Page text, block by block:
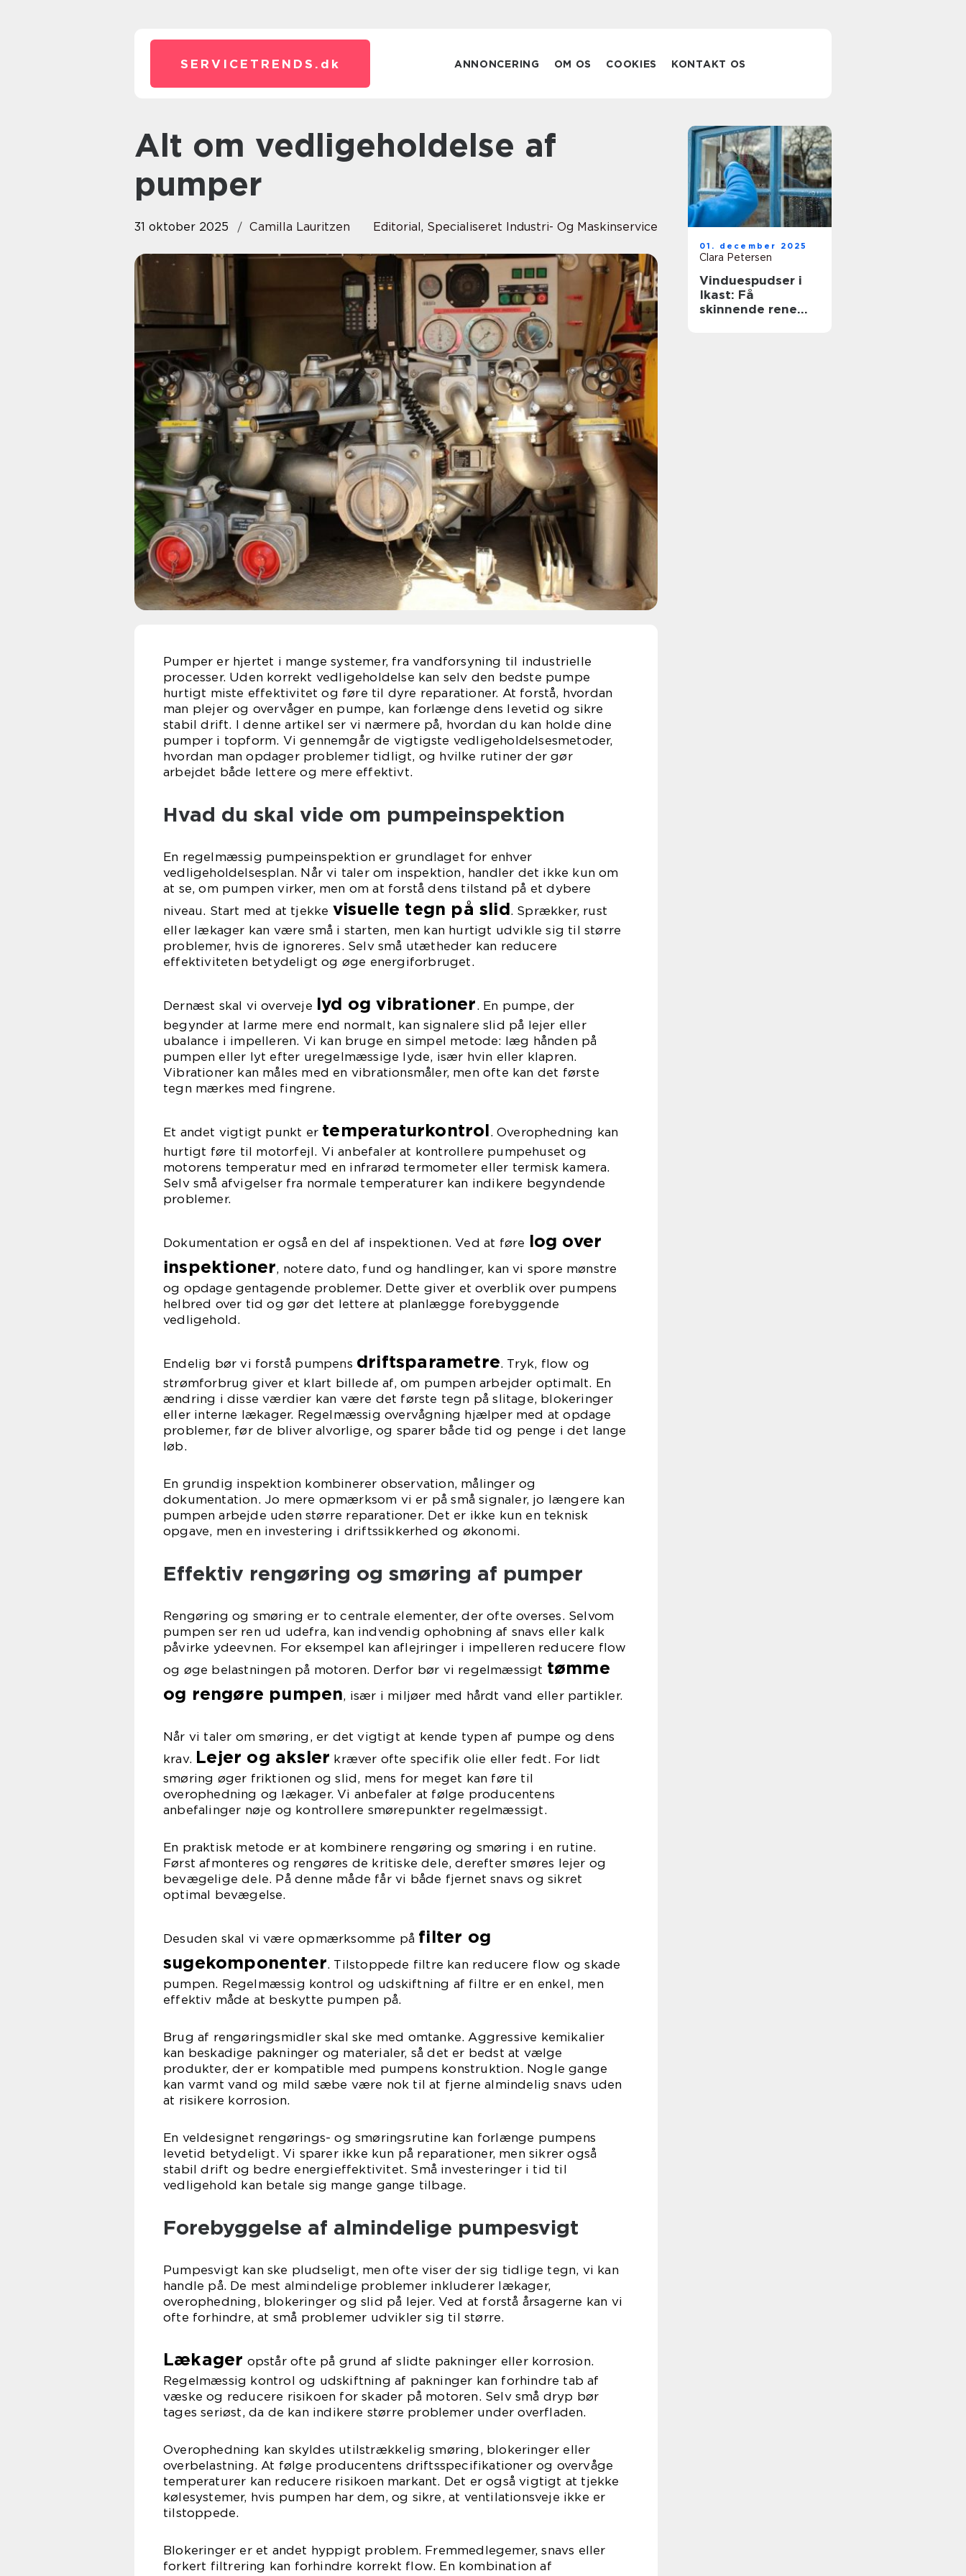
SERVICETRENDS. dk ANNONCERING OM OS COOKIES KONTAKT OS
Alt om vedligeholdelse af
pumper
31 oktober 2025 Camilla Lauritzen Editorial, Specialiseret Industri- Og Maskinservice
Pumper er hjertet i mange systemer, fra vandforsyning til industrielle
processer. Uden korrekt vedligeholdelse kan selv den bedste pumpe
hurtigt miste effektivitet og føre til dyre reparationer. At forstå, hvordan
man plejer og overvåger en pumpe, kan forlænge dens levetid og sikre
stabil drift. I denne artikel ser vi nærmere på, hvordan du kan holde dine
pumper i topform. Vi gennemgår de vigtigste vedligeholdelsesmetoder,
hvordan man opdager problemer tidligt, og hvilke rutiner der gør
arbejdet både lettere og mere effektivt.
Hvad du skal vide om pumpeinspektion
En regelmæssig pumpeinspektion er grundlaget for enhver
vedligeholdelsesplan. Når vi taler om inspektion, handler det ikke kun om
at se, om pumpen virker, men om at forstå dens tilstand på et dybere
niveau. Start med at tjekke visuelle tegn på slid. Sprækker, rust
eller lækager kan være små i starten, men kan hurtigt udvikle sig til større
problemer, hvis de ignoreres. Selv små utætheder kan reducere
effektiviteten betydeligt og øge energiforbruget.
Dernæst skal vi overveje lyd og vibrationer. En pumpe, der
begynder at larme mere end normalt, kan signalere slid på lejer eller
ubalance i impelleren. Vi kan bruge en simpel metode: læg hånden på
pumpen eller lyt efter uregelmæssige lyde, især hvin eller klapren.
Vibrationer kan måles med en vibrationsmåler, men ofte kan det første
tegn mærkes med fingrene.
Et andet vigtigt punkt er temperaturkontrol. Overophedning kan
hurtigt føre til motorfejl. Vi anbefaler at kontrollere pumpehuset og
motorens temperatur med en infrarød termometer eller termisk kamera.
Selv små afvigelser fra normale temperaturer kan indikere begyndende
problemer.
Dokumentation er også en del af inspektionen. Ved at føre log over
inspektioner, notere dato, fund og handlinger, kan vi spore mønstre
og opdage gentagende problemer. Dette giver et overblik over pumpens
helbred over tid og gør det lettere at planlægge forebyggende
vedligehold.
Endelig bør vi forstå pumpens driftsparametre. Tryk, flow og
strømforbrug giver et klart billede af, om pumpen arbejder optimalt. En
ændring i disse værdier kan være det første tegn på slitage, blokeringer
eller interne lækager. Regelmæssig overvågning hjælper med at opdage
problemer, før de bliver alvorlige, og sparer både tid og penge i det lange
løb.
En grundig inspektion kombinerer observation, målinger og
dokumentation. Jo mere opmærksom vi er på små signaler, jo længere kan
pumpen arbejde uden større reparationer. Det er ikke kun en teknisk
opgave, men en investering i driftssikkerhed og økonomi.
Effektiv rengøring og smøring af pumper
Rengøring og smøring er to centrale elementer, der ofte overses. Selvom
pumpen ser ren ud udefra, kan indvendig ophobning af snavs eller kalk
påvirke ydeevnen. For eksempel kan aflejringer i impelleren reducere flow
og øge belastningen på motoren. Derfor bør vi regelmæssigt tømme
og rengøre pumpen, især i miljøer med hårdt vand eller partikler.
Når vi taler om smøring, er det vigtigt at kende typen af pumpe og dens
krav. Lejer og aksler kræver ofte specifik olie eller fedt. For lidt
smøring øger friktionen og slid, mens for meget kan føre til
overophedning og lækager. Vi anbefaler at følge producentens
anbefalinger nøje og kontrollere smørepunkter regelmæssigt.
En praktisk metode er at kombinere rengøring og smøring i en rutine.
Først afmonteres og rengøres de kritiske dele, derefter smøres lejer og
bevægelige dele. På denne måde får vi både fjernet snavs og sikret
optimal bevægelse.
Desuden skal vi være opmærksomme på filter og
sugekomponenter. Tilstoppede filtre kan reducere flow og skade
pumpen. Regelmæssig kontrol og udskiftning af filtre er en enkel, men
effektiv måde at beskytte pumpen på.
Brug af rengøringsmidler skal ske med omtanke. Aggressive kemikalier
kan beskadige pakninger og materialer, så det er bedst at vælge
produkter, der er kompatible med pumpens konstruktion. Nogle gange
kan varmt vand og mild sæbe være nok til at fjerne almindelig snavs uden
at risikere korrosion.
En veldesignet rengørings- og smøringsrutine kan forlænge pumpens
levetid betydeligt. Vi sparer ikke kun på reparationer, men sikrer også
stabil drift og bedre energieffektivitet. Små investeringer i tid til
vedligehold kan betale sig mange gange tilbage.
Forebyggelse af almindelige pumpesvigt
Pumpesvigt kan ske pludseligt, men ofte viser der sig tidlige tegn, vi kan
handle på. De mest almindelige problemer inkluderer lækager,
overophedning, blokeringer og slid på lejer. Ved at forstå årsagerne kan vi
ofte forhindre, at små problemer udvikler sig til større.
Lækager opstår ofte på grund af slidte pakninger eller korrosion.
Regelmæssig kontrol og udskiftning af pakninger kan forhindre tab af
væske og reducere risikoen for skader på motoren. Selv små dryp bør
tages seriøst, da de kan indikere større problemer under overfladen.
Overophedning kan skyldes utilstrækkelig smøring, blokeringer eller
overbelastning. At følge producentens driftsspecifikationer og overvåge
temperaturer kan reducere risikoen markant. Det er også vigtigt at tjekke
kølesystemer, hvis pumpen har dem, og sikre, at ventilationsveje ikke er
tilstoppede.
Blokeringer er et andet hyppigt problem. Fremmedlegemer, snavs eller
forkert filtrering kan forhindre korrekt flow. En kombination af
01. december 2025
Clara Petersen
Vinduespudser i
Ikast: Få
skinnende rene